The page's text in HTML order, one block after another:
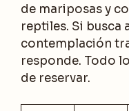
de mariposas y
reptiles. Si busca
contemplación
responde. Todo
de reservar.